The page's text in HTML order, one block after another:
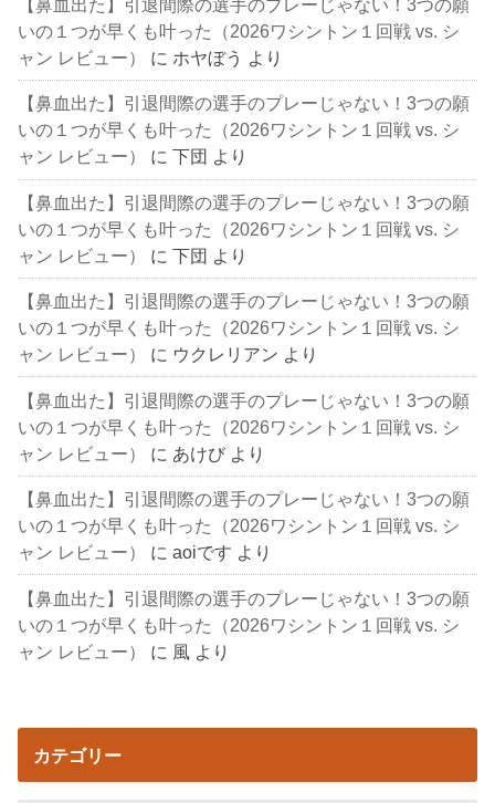
【鼻血出た】引退間際の選手のプレーじゃない！3つの願
いの１つが早くも叶った（2026ワシントン１回戦 vs. シ
ャン レビュー）
に ホヤぼう より
【鼻血出た】引退間際の選手のプレーじゃない！3つの願
いの１つが早くも叶った（2026ワシントン１回戦 vs. シ
ャン レビュー）
に下団 より
【鼻血出た】引退間際の選手のプレーじゃない！3つの願
いの１つが早くも叶った（2026ワシントン１回戦 vs. シ
ャン レビュー）
に下団 より
【鼻血出た】引退間際の選手のプレーじゃない！3つの願
いの１つが早くも叶った（2026ワシントン１回戦 vs. シ
ャン レビュー）
に ウクレリアン より
【鼻血出た】引退間際の選手のプレーじゃない！3つの願
いの１つが早くも叶った（2026ワシントン１回戦 vs. シ
ャン レビュー）
に あけび より
【鼻血出た】引退間際の選手のプレーじゃない！3つの願
いの１つが早くも叶った（2026ワシントン１回戦 vs. シ
ャン レビュー）
にaoiです より
【鼻血出た】引退間際の選手のプレーじゃない！3つの願
いの１つが早くも叶った（2026ワシントン１回戦 vs. シ
ャン レビュー）
に 風 より
カテゴリー